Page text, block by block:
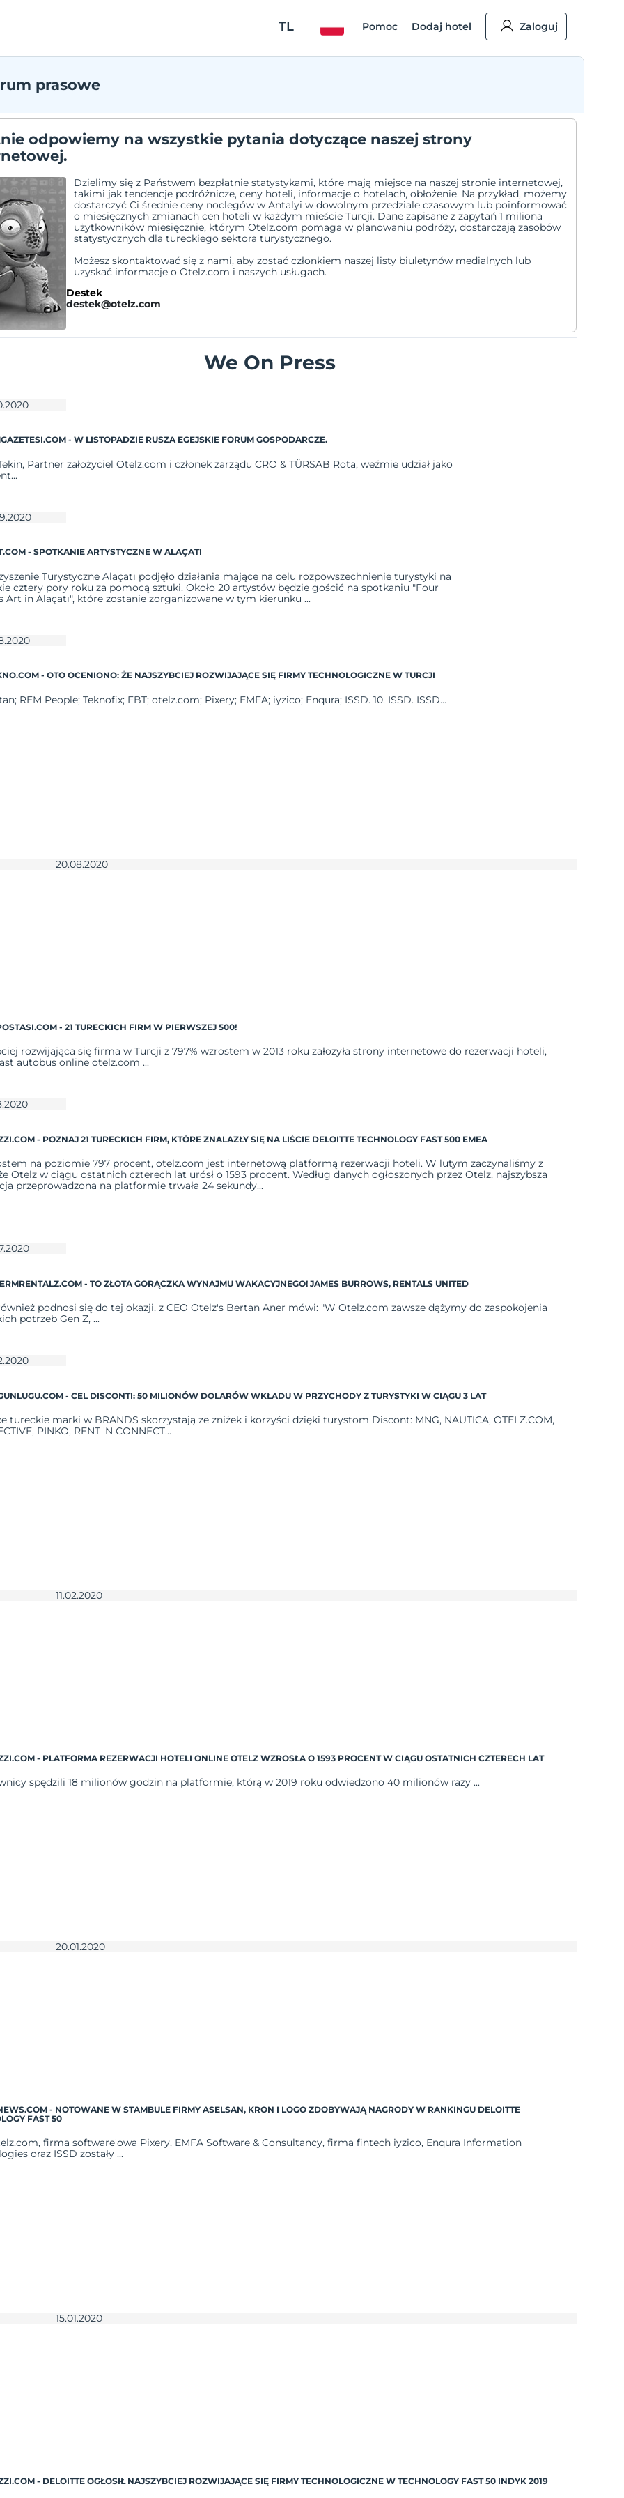
TL Pomoc Dodaj hotel Zaloguj
prasowe
odpowiemy na wszystkie pytania dotyczące naszej strony
Dzielimy się z Państwem bezpłatnie statystykami, które mają miejsce na naszej stronie internetowej,
takimi jak tendencje podróżnicze, ceny hoteli, informacje o hotelach, obłożenie. Na przykład, możemy
dostarczyć Ci średnie ceny noclegów w Antalyi w dowolnym przedziale czasowym lub poinformować
o miesięcznych zmianach cen hoteli w każdym mieście Turcji. Dane zapisane z zapytań 1 miliona
użytkowników miesięcznie, którym Otelz.com pomaga w planowaniu podróży, dostarczają zasobów
statystycznych dla tureckiego sektora turystycznego.
Możesz skontaktować się z nami, aby zostać członkiem naszej listy biuletynów medialnych lub
uzyskać informacje o Otelz.com i naszych usługach.
Destek
destek@otelz.com
We On Press
- W LISTOPADZIE RUSZA EGEJSKIE FORUM GOSPODARCZE.
Partner założyciel Otelz.com i członek zarządu CRO & TÜRSAB Rota, weźmie udział jako
- SPOTKANIE ARTYSTYCZNE W ALAÇATI
Turystyczne Alaçatı podjęło działania mające na celu rozpowszechnienie turystyki na
cztery pory roku za pomocą sztuki. Około 20 artystów będzie gościć na spotkaniu "Four
Art in Alaçatı", które zostanie zorganizowane w tym kierunku ...
- OTO OCENIONO: ŻE NAJSZYBCIEJ ROZWIJAJĄCE SIĘ FIRMY TECHNOLOGICZNE W TURCJI
REM People; Teknofix; FBT; otelz.com; Pixery; EMFA; iyzico; Enqura; ISSD. 10. ISSD. ISSD...
20.08.2020
- 21 TURECKICH FIRM W PIERWSZEJ 500!
rozwijająca się firma w Turcji z 797% wzrostem w 2013 roku założyła strony internetowe do rezerwacji hoteli,
autobus online otelz.com ...
- POZNAJ 21 TURECKICH FIRM, KTÓRE ZNALAZŁY SIĘ NA LIŚCIE DELOITTE TECHNOLOGY FAST 500 EMEA
na poziomie 797 procent, otelz.com jest internetową platformą rezerwacji hoteli. W lutym zaczynaliśmy z
Otelz w ciągu ostatnich czterech lat urósł o 1593 procent. Według danych ogłoszonych przez Otelz, najszybsza
przeprowadzona na platformie trwała 24 sekundy...
- TO ZŁOTA GORĄCZKA WYNAJMU WAKACYJNEGO! JAMES BURROWS, RENTALS UNITED
podnosi się do tej okazji, z CEO Otelz's Bertan Aner mówi: "W Otelz.com zawsze dążymy do zaspokojenia
potrzeb Gen Z, ...
- CEL DISCONTI: 50 MILIONÓW DOLARÓW WKŁADU W PRZYCHODY Z TURYSTYKI W CIĄGU 3 LAT
tureckie marki w BRANDS skorzystają ze zniżek i korzyści dzięki turystom Discont: MNG, NAUTICA, OTELZ.COM,
PINKO, RENT 'N CONNECT...
11.02.2020
- PLATFORMA REZERWACJI HOTELI ONLINE OTELZ WZROSŁA O 1593 PROCENT W CIĄGU OSTATNICH CZTERECH LAT
spędzili 18 milionów godzin na platformie, którą w 2019 roku odwiedzono 40 milionów razy ...
20.01.2020
- NOTOWANE W STAMBULE FIRMY ASELSAN, KRON I LOGO ZDOBYWAJĄ NAGRODY W RANKINGU DELOITTE
FAST 50
firma software'owa Pixery, EMFA Software & Consultancy, firma fintech iyzico, Enqura Information
oraz ISSD zostały ...
15.01.2020
- DELOITTE OGŁOSIŁ NAJSZYBCIEJ ROZWIJAJĄCE SIĘ FIRMY TECHNOLOGICZNE W TECHNOLOGY FAST 50 INDYK 2019